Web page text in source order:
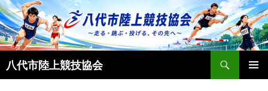
コ
ン
テ
ン
ツ
へ
八代市陸上競技協会
索